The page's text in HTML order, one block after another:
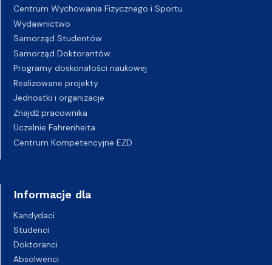
Centrum Wychowania Fizycznego i Sportu
Wydawnictwo
Samorząd Studentów
Samorząd Doktorantów
Programy doskonałości naukowej
Realizowane projekty
Jednostki i organizacje
Znajdź pracownika
Uczelnie Fahrenheita
Centrum Kompetencyjne EZD
Informacje dla
Kandydaci
Studenci
Doktoranci
Absolwenci